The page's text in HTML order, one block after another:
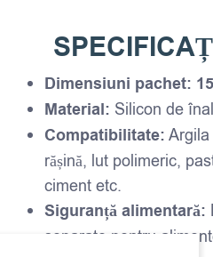
Dimensiuni pachet:
Material: Silicon de
Compatibilitate:
rășină, lut polimeric,
ciment etc.
Siguranță alimentară:
separate pentru